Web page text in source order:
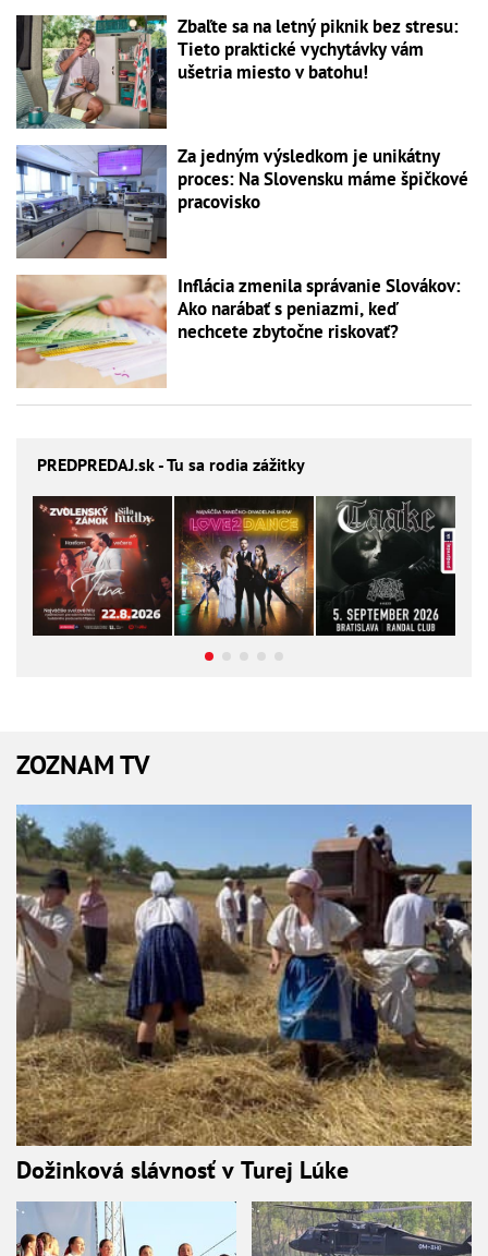
Zbaľte sa na letný piknik bez stresu:
Tieto praktické vychytávky vám
ušetria miesto v batohu!
Za jedným výsledkom je unikátny
proces: Na Slovensku máme špičkové
pracovisko
Inflácia zmenila správanie Slovákov:
Ako narábať s peniazmi, keď
nechcete zbytočne riskovať?
PREDPREDAJ.sk - Tu sa rodia zážitky
ZOZNAM TV
Dožinková slávnosť v Turej Lúke